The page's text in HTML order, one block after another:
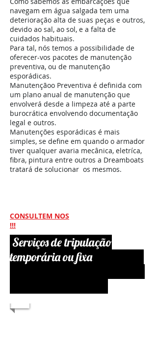
navegam em água salgada tem uma
deterioração alta de suas peças e outros,
devido ao sal, ao sol, e a falta de
cuidados habituais.
Para tal, nós temos a possibilidade de
oferecer-vos pacotes de manutenção
preventiva, ou de manutenção
esporádicas.
Manutençãoo Preventiva é definida com
um plano anual de manutenção que
envolverá desde a limpeza até a parte
burocrática envolvendo documentação
legal e outros.
Manutenções esporádicas é mais
simples, se define em quando o armador
tiver qualquer avaria mecânica, eletríca,
fibra, pintura entre outros a Dreamboats
tratará de solucionar os mesmos.
CONSULTEM NOS
!!!
Serviços de tripulação
temporária ou fixa